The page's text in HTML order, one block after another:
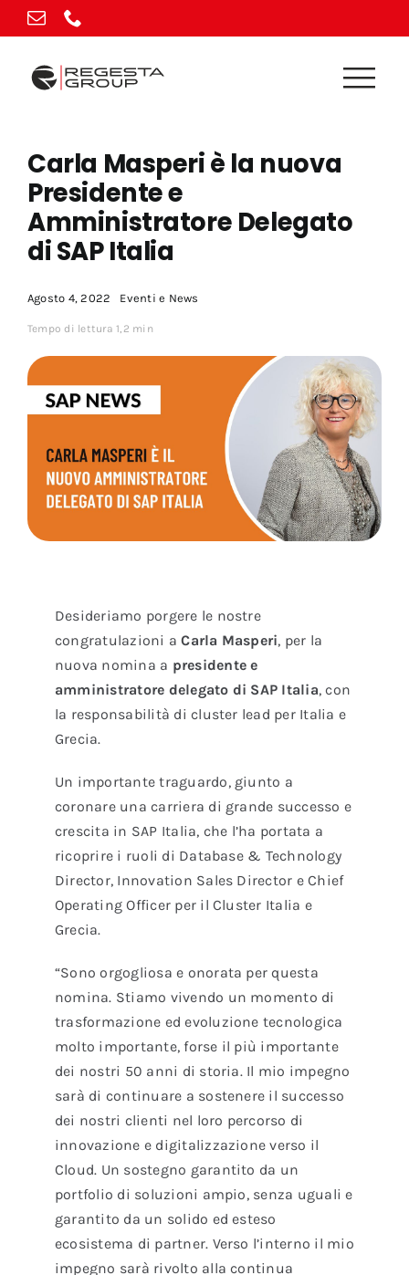
al
contenuto
Carla Masperi è la nuova
Presidente e
Amministratore Delegato
di SAP Italia
Agosto 4, 2022 Eventi e News
Tempo di lettura 1,2 min
Desideriamo porgere le nostre
congratulazioni aCarla Masperi, per la
nuova nomina a presidente e
amministratore delegato di SAP Italia, con
la responsabilità di cluster lead per Italia e
Grecia.
Un importante traguardo, giunto a
coronare una carriera di grande successo e
crescita in SAP Italia, che l’ha portata a
ricoprire i ruoli di Database & Technology
Director, Innovation Sales Director e Chief
Operating Officer per il Cluster Italia e
Grecia.
“Sono orgogliosa e onorata per questa
nomina. Stiamo vivendo un momento di
trasformazione ed evoluzione tecnologica
molto importante, forse il più importante
dei nostri 50 anni di storia. Il mio impegno
sarà di continuare a sostenere il successo
dei nostri clienti nel loro percorso di
innovazione e digitalizzazione verso il
Cloud. Un sostegno garantito da un
portfolio di soluzioni ampio, senza uguali e
garantito da un solido ed esteso
ecosistema di partner. Verso l’interno il mio
impegno sarà rivolto alla continua